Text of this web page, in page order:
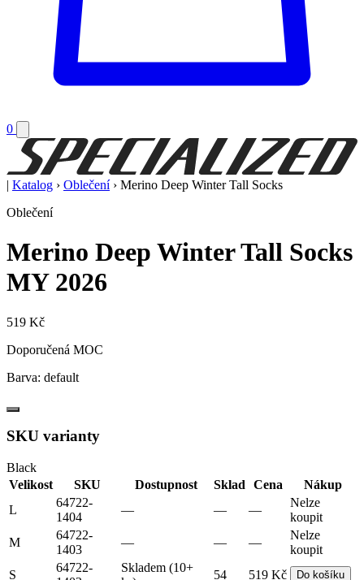
0
| Katalog › Oblečení › Merino Deep Winter Tall Socks
Oblečení
Merino Deep Winter Tall Socks
MY 2026
519 Kč
Doporučená MOC
Barva: default
SKU varianty
Black
Velikost
SKU Dostupnost Sklad Cena
Nákup
L
64722-
1404
— — —
Nelze
koupit
M
64722-
1403
— — —
Nelze
koupit
S
64722-
Skladem (10+
54 519 Kč Do košíku